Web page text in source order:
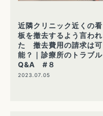
近隣クリニック近くの看
板を撤去するよう言われ
た 撤去費用の請求は可
能？｜診療所のトラブル
Q&A #８
2023.07.05